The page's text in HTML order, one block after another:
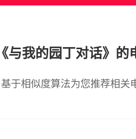
与我的园丁对话》的
基于相似度算法为您推荐相关